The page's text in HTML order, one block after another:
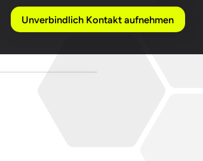
Unverbindlich Kontakt aufnehmen